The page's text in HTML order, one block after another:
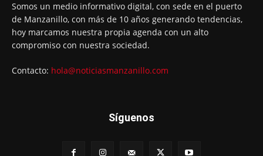
Somos un medio informativo digital, con sede en el puerto
de Manzanillo, con más de 10 años generando tendencias,
hoy marcamos nuestra propia agenda con un alto
compromiso con nuestra sociedad.
Contacto: hola@noticiasmanzanillo.com
Síguenos